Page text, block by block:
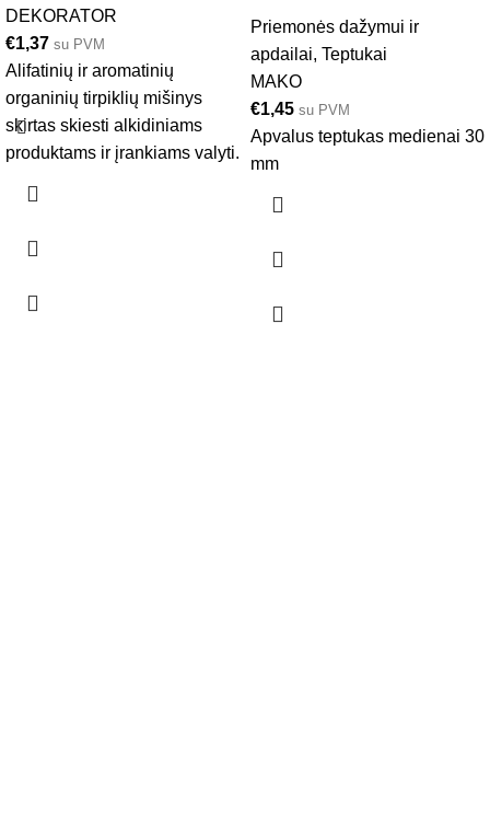
DEKORATOR
€1,37 su PVM
Alifatinių ir aromatinių
organinių tirpiklių mišinys
skirtas skiesti alkidiniams
produktams ir įrankiams valyti.
Priemonės dažymui ir
apdailai, Teptukai
MAKO
€1,45 su PVM
Apvalus teptukas medienai 30
mm